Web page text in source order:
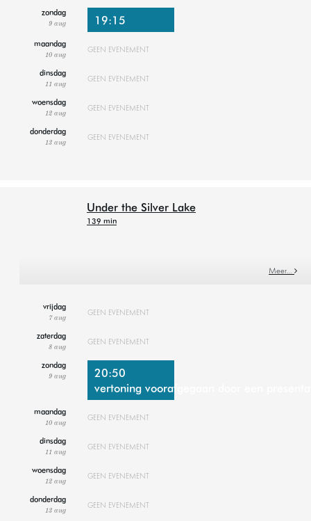
zondag
9 aug 19:15
maandag
10 aug
GEEN EVENEMENT
dinsdag
11 aug
GEEN EVENEMENT
woensdag
12 aug
GEEN EVENEMENT
donderdag
13 aug
GEEN EVENEMENT
Under the Silver Lake
139 min
Meer…
vrijdag
7 aug
GEEN EVENEMENT
zaterdag
8 aug
GEEN EVENEMENT
zondag
9 aug
20:50
vertoning voorafgegaan door een
maandag
10 aug
GEEN EVENEMENT
dinsdag
11 aug
GEEN EVENEMENT
woensdag
12 aug
GEEN EVENEMENT
donderdag
13 aug
GEEN EVENEMENT